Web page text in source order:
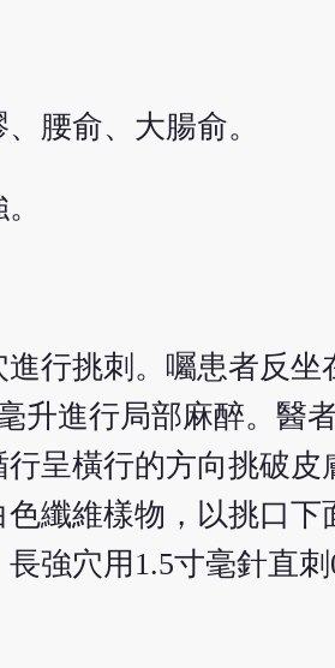
腰俞、大腸俞。
進行挑刺。囑患者反
升進行局部麻醉。醫
呈橫行的方向挑破
纖維樣物，以挑口
強穴用1.5寸毫針直